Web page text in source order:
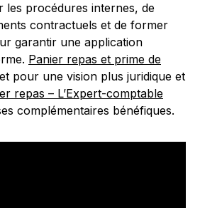
les procédures internes, de
contractuels et de former
garantir une application
Panier repas et prime de
et pour une vision plus juridique et
repas – L’Expert-comptable
complémentaires bénéfiques.